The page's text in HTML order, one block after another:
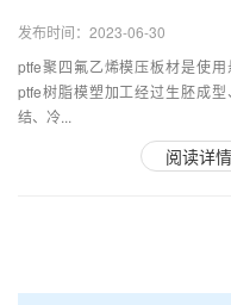
发布时间：2023-06-30
ptfe聚四氟乙烯模压板材是使用
ptfe树脂模塑加工经过生胚成型
结、冷...
阅读详情